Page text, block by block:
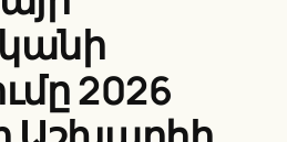
2026